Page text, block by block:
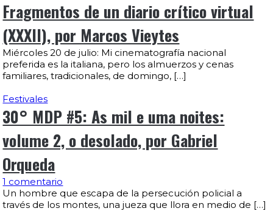
Fragmentos de un diario crítico virtual
(XXXII), por Marcos Vieytes
Miércoles 20 de julio: Mi cinematografía nacional
preferida es la italiana, pero los almuerzos y cenas
familiares, tradicionales, de domingo, […]
Festivales
30° MDP #5: As mil e uma noites:
volume 2, o desolado, por Gabriel
Orqueda
1 comentario
Un hombre que escapa de la persecución policial a
través de los montes, una jueza que llora en medio de […]